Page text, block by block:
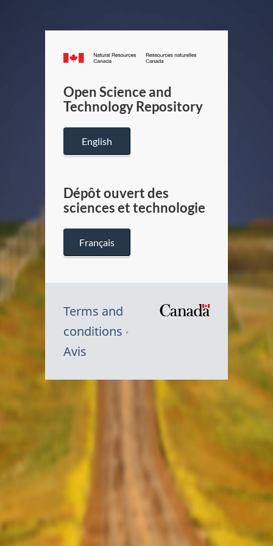
Canada.ca
/
Canada
Open Science and
Technology Repository
English
Dépôt ouvert des
sciences et technologie
Français
Terms and
conditions
Avis
Symbole
Canada